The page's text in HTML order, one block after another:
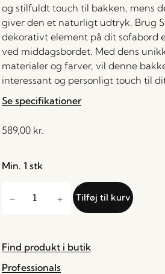
og stilfuldt touch til bakken, mens
giver den et naturligt udtryk. Brug
dekorativt element på dit sofabord
ved middagsbordet. Med dens
materialer og farver, vil denne
interessant og personligt touch til
Se specifikationer
589,00 kr.
Min. 1 stk
Tilføj til kurv
Find produkt i butik
Professionals